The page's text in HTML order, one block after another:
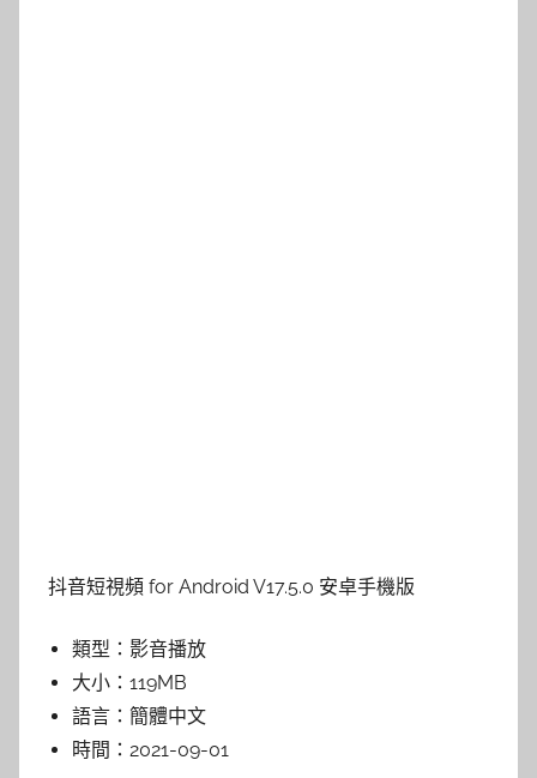
抖音短視頻 for Android V17.5.0 安卓手機版
類型： 影音播放
大小： 119MB
語言： 簡體中文
時間： 2021-09-01